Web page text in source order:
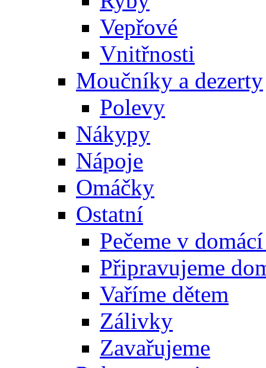
Vepřové
Vnitřnosti
Moučníky a dezerty
Polevy
Nákypy
Nápoje
Omáčky
Ostatní
Pečeme v
Připravujeme
Vaříme dětem
Zálivky
Zavařujeme